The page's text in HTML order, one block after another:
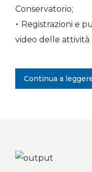
Conservatorio;
Registrazioni e
video delle attività
Continua a